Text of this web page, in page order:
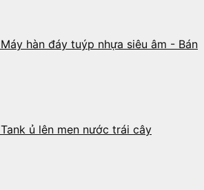
Máy hàn đáy tuýp nhựa siêu âm - Bán
Tank ủ lên men nước trái cây